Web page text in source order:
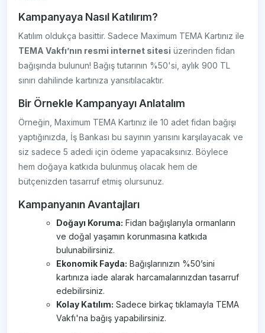
Kampanyaya Nasıl Katılırım?
Katılım oldukça basittir. Sadece Maximum TEMA Kartınız ile
TEMA Vakfı’nın resmi internet sitesi üzerinden fidan
bağışında bulunun! Bağış tutarının %50'si, aylık 900 TL
sınırı dahilinde kartınıza yansıtılacaktır.
Bir Örnekle Kampanyayı Anlatalım
Örneğin, Maximum TEMA Kartınız ile 10 adet fidan bağışı
yaptığınızda, İş Bankası bu sayının yarısını karşılayacak ve
siz sadece 5 adedi için ödeme yapacaksınız. Böylece
hem doğaya katkıda bulunmuş olacak hem de
bütçenizden tasarruf etmiş olursunuz.
Kampanyanın Avantajları
Doğayı Koruma: Fidan bağışlarıyla ormanların
ve doğal yaşamın korunmasına katkıda
bulunabilirsiniz.
Ekonomik Fayda: Bağışlarınızın %50’sini
kartınıza iade alarak harcamalarınızdan tasarruf
edebilirsiniz.
Kolay Katılım: Sadece birkaç tıklamayla TEMA
Vakfı'na bağış yapabilirsiniz.